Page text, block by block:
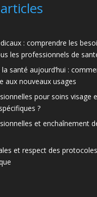
: comprendre les
les professionnels de
santé aujourd’hui :
aux nouveaux usages
pour soins visage
?
et enchaînement
et respect des